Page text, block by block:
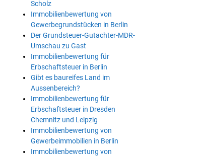
Scholz
Immobilienbewertung von
Gewerbegrundstücken in Berlin
Der Grundsteuer-Gutachter-MDR-
Umschau zu Gast
Immobilienbewertung für
Erbschaftsteuer in Berlin
Gibt es baureifes Land im
Aussenbereich?
Immobilienbewertung für
Erbschaftsteuer in Dresden
Chemnitz und Leipzig
Immobilienbewertung von
Gewerbeimmobilien in Berlin
Immobilienbewertung von